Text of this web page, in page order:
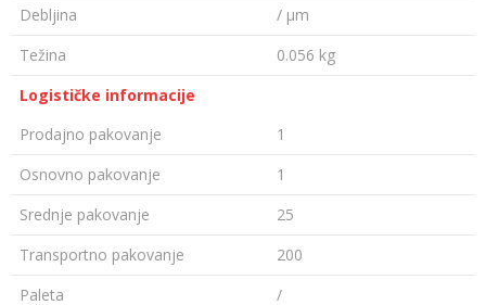
Debljina
/ µm
Težina
0.056 kg
Logističke informacije
Prodajno pakovanje
1
Osnovno pakovanje
1
Srednje pakovanje
25
Transportno pakovanje
200
Paleta
/